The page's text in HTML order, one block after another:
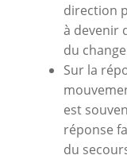
direction
à devenir
du
Sur la
est
réponse
du